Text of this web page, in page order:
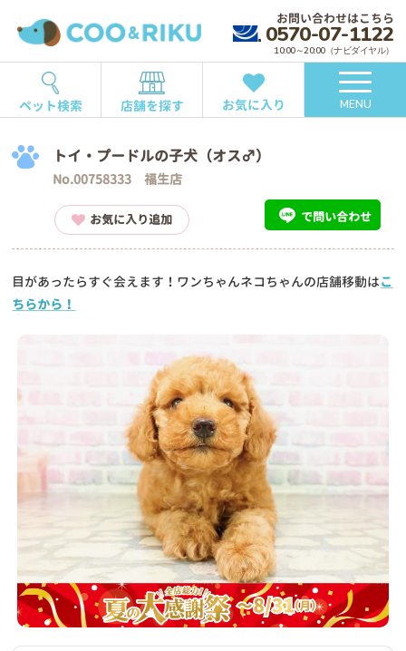
お問い合わせはこちら
0570-07-1122
10:00～20:00（ナビダイヤル）
ペット検索 店舗を探す お気に入り MENU
トイ・プードルの子犬（オス♂）
No.00758333 福生店
お気に入り追加 で問い合わせ
目があったらすぐ会えます！ワンちゃんネコちゃんの店舗移動はこ
ちらから！